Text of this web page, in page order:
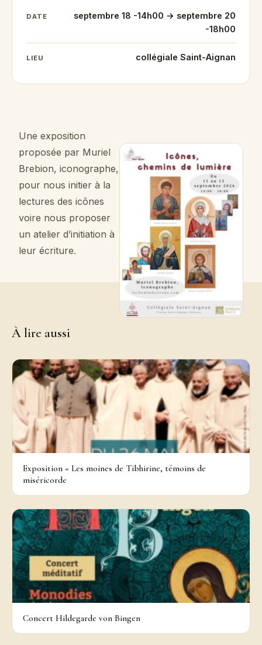
DATE
septembre 18 -14h00 → septembre 20
-18h00
LIEU collégiale Saint-Aignan
Une exposition
proposée par Muriel
Brebion, iconographe,
pour nous initier à la
lectures des icônes
voire nous proposer
un atelier d’initiation à
leur écriture.
À lire aussi
Exposition « Les moines de Tibhirine, témoins de
miséricorde
Concert Hildegarde von Bingen